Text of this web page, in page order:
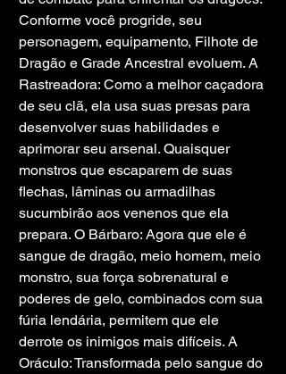
Conforme você progride, seu
personagem, equipamento, Filhote de
Dragão e Grade Ancestral evoluem. A
Rastreadora: Como a melhor caçadora
de seu clã, ela usa suas presas para
desenvolver suas habilidades e
aprimorar seu arsenal. Quaisquer
monstros que escaparem de suas
flechas, lâminas ou armadilhas
sucumbirão aos venenos que ela
prepara. O Bárbaro: Agora que ele é
sangue de dragão, meio homem, meio
monstro, sua força sobrenatural e
poderes de gelo, combinados com sua
fúria lendária, permitem que ele
derrote os inimigos mais difíceis. A
Oráculo: Transformada pelo sangue do